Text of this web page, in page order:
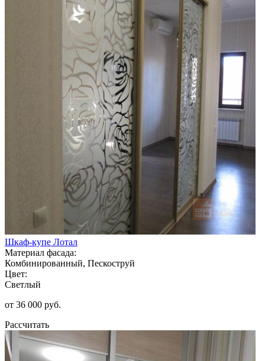
Шкаф-купе Лотал
Материал фасада:
Комбинированный, Пескоструй
Цвет:
Светлый
от 36 000 руб.
Рассчитать